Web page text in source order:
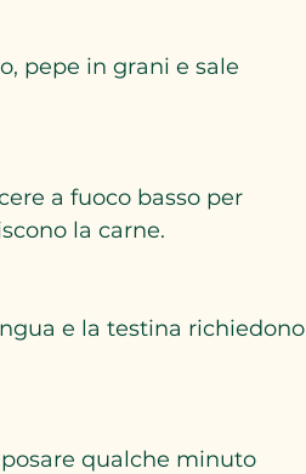
pepe in grani e sale
a fuoco basso per
la carne.
e la testina richiedono
qualche minuto